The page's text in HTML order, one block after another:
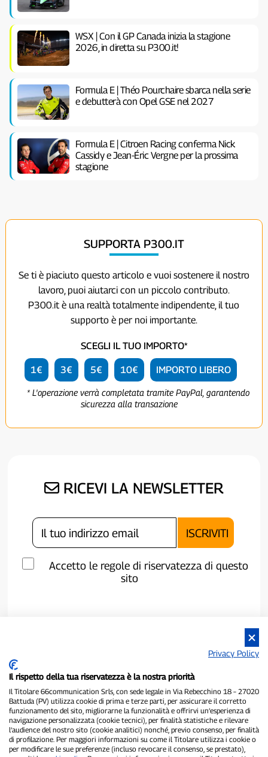
WSX | Con il GP Canada inizia la stagione
2026, in diretta su P300.it!
Formula E | Théo Pourchaire sbarca nella serie
e debutterà con Opel GSE nel 2027
Formula E | Citroen Racing conferma Nick
Cassidy e Jean-Éric Vergne per la prossima
stagione
SUPPORTA P300.IT
Se ti è piaciuto questo articolo e vuoi sostenere il nostro
lavoro, puoi aiutarci con un piccolo contributo.
P300.it è una realtà totalmente indipendente, il tuo
supporto è per noi importante.
SCEGLI IL TUO IMPORTO*
1€ 3€ 5€ 10€ IMPORTO LIBERO
* L'operazione verrà completata tramite PayPal, garantendo
sicurezza alla transazione
RICEVI LA NEWSLETTER
Accetto le regole di riservatezza di questo
sito
P300.it è una Testata Giornalistica indipendente
Registrazione numero 1/2021 del 1/2/2021 - Tribunale di Pavia
Proprietario ed editore:66communication Srls- P.IVA
Privacy Policy
Il rispetto della tua riservatezza è la nostra priorità
Il Titolare 66communication Srls, con sede legale in Via Rebecchino 18 – 27020
Battuda (PV) utilizza cookie di prima e terze parti, per assicurare il corretto
funzionamento del sito, migliorarne la funzionalità e offrirvi un’esperienza di
navigazione personalizzata (cookie tecnici), per finalità statistiche e rilevare
l’audience del nostro sito (cookie analitici) nonché, previo consenso, per finalità
di profilazione. Per maggiori informazioni su come il Titolare utilizza i cookie o
per modificare le sue preferenze (incluso revocare il consenso, se prestato),